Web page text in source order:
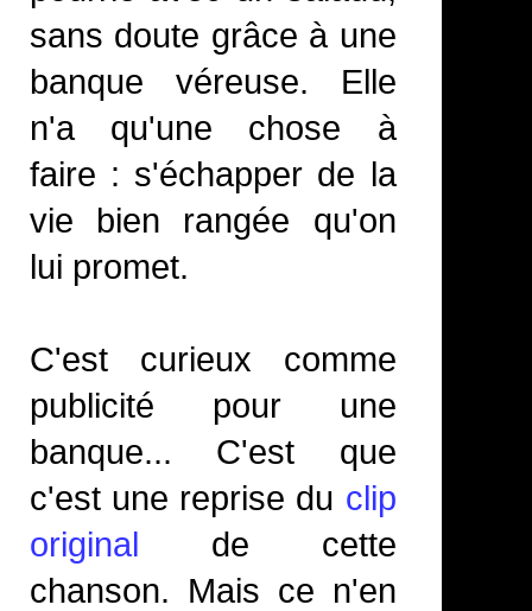
sans doute grâce à une
banque véreuse. Elle
n'a qu'une chose à
faire : s'échapper de la
vie bien rangée qu'on
lui promet.
C'est curieux comme
publicité pour une
banque... C'est que
c'est une reprise du clip
original de cette
chanson. Mais ce n'en